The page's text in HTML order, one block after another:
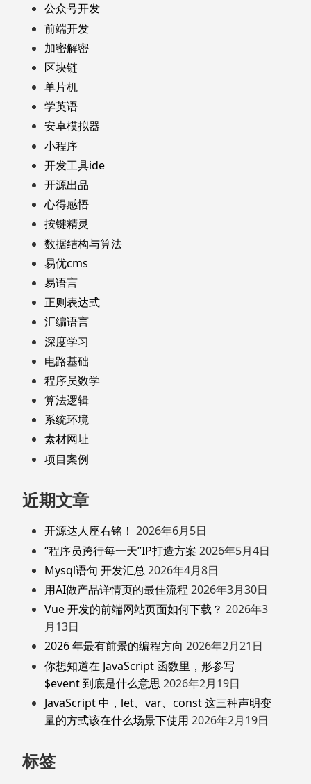
公众号开发
前端开发
加密解密
区块链
单片机
学英语
安卓模拟器
小程序
开发工具ide
开源出品
心得感悟
按键精灵
数据结构与算法
易优cms
易语言
正则表达式
汇编语言
深度学习
电路基础
程序员数学
算法逻辑
系统环境
素材网址
项目案例
近期文章
开源达人座右铭！ 2026年6月5日
“程序员跨行每一天”IP打造方案 2026年5月4日
Mysql语句 开发汇总 2026年4月8日
用AI做产品详情页的最佳流程 2026年3月30日
Vue 开发的前端网站页面如何下载？ 2026年3
月13日
2026 年最有前景的编程方向 2026年2月21日
你想知道在 JavaScript 函数里，形参写
$event 到底是什么意思 2026年2月19日
JavaScript 中，let、var、const 这三种声明变
量的方式该在什么场景下使用 2026年2月19日
标签